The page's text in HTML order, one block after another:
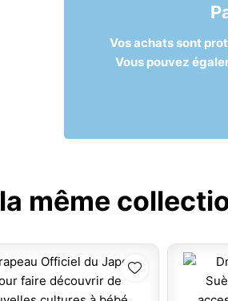
Vos achats sont
Vous pouvez
même